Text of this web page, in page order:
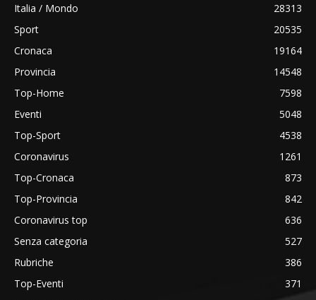
Italia / Mondo
28313
Sport
20535
Cronaca
19164
Provincia
14548
Top-Home
7598
Eventi
5048
Top-Sport
4538
Coronavirus
1261
Top-Cronaca
873
Top-Provincia
842
Coronavirus top
636
Senza categoria
527
Rubriche
386
Top-Eventi
371